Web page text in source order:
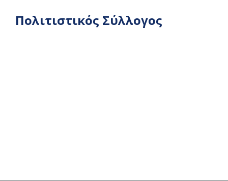
Πολιτιστικός Σύλλογος